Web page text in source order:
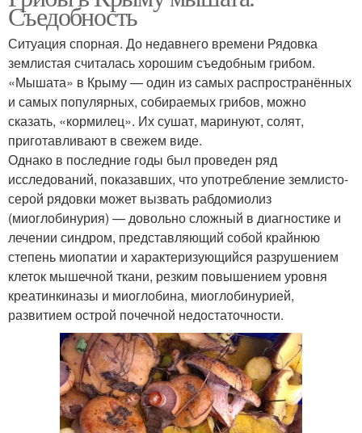
Съедобность
Ситуация спорная. До недавнего времени Рядовка
землистая считалась хорошим съедобным грибом.
«Мышата» в Крыму — один из самых распространённых
и самых популярных, собираемых грибов, можно
сказать, «кормилец». Их сушат, маринуют, солят,
приготавливают в свежем виде.
Однако в последние годы был проведен ряд
исследований, показавших, что употребление землисто-
серой рядовки может вызвать рабдомиолиз
(миоглобинурия) — довольно сложный в диагностике и
лечении синдром, представляющий собой крайнюю
степень миопатии и характеризующийся разрушением
клеток мышечной ткани, резким повышением уровня
креатинкиназы и миоглобина, миоглобинурией,
развитием острой почечной недостаточности.